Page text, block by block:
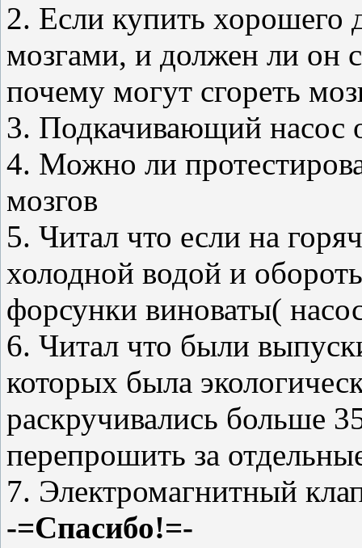
2. Если купить хорошего
мозгами, и должен ли он
почему могут сгореть
3. Подкачивающий насос
4. Можно ли
мозгов
5. Читал что если на
холодной водой и
форсунки виноваты(
6. Читал что были
которых была
раскручивались больше
перепрошить за
7. Электромагнитный
-=Спасибо!=-